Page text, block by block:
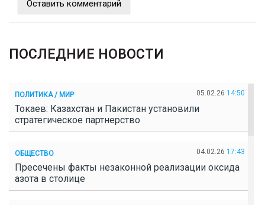
Оставить комментарий
ПОСЛЕДНИЕ НОВОСТИ
ПОЛИТИКА / МИР 05.02.26 14:50
Токаев: Казахстан и Пакистан установили
стратегическое партнерство
ОБЩЕСТВО 04.02.26 17:43
Пресечены факты незаконной реализации оксида
азота в столице